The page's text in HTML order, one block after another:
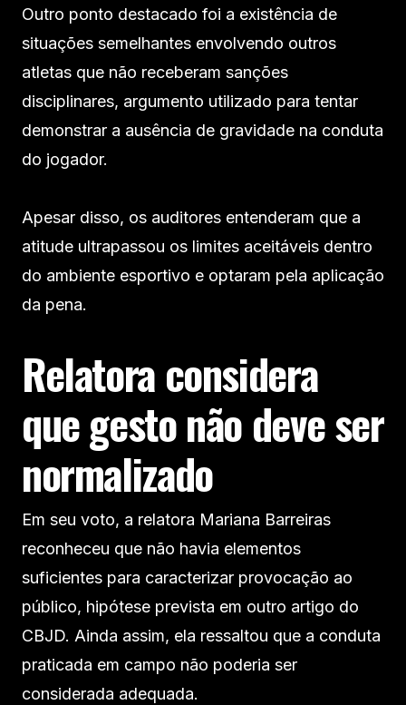
Outro ponto destacado foi a existência de
situações semelhantes envolvendo outros
atletas que não receberam sanções
disciplinares, argumento utilizado para tentar
demonstrar a ausência de gravidade na conduta
do jogador.
Apesar disso, os auditores entenderam que a
atitude ultrapassou os limites aceitáveis dentro
do ambiente esportivo e optaram pela aplicação
da pena.
Relatora considera
que gesto não deve ser
normalizado
Em seu voto, a relatora Mariana Barreiras
reconheceu que não havia elementos
suficientes para caracterizar provocação ao
público, hipótese prevista em outro artigo do
CBJD. Ainda assim, ela ressaltou que a conduta
praticada em campo não poderia ser
considerada adequada.